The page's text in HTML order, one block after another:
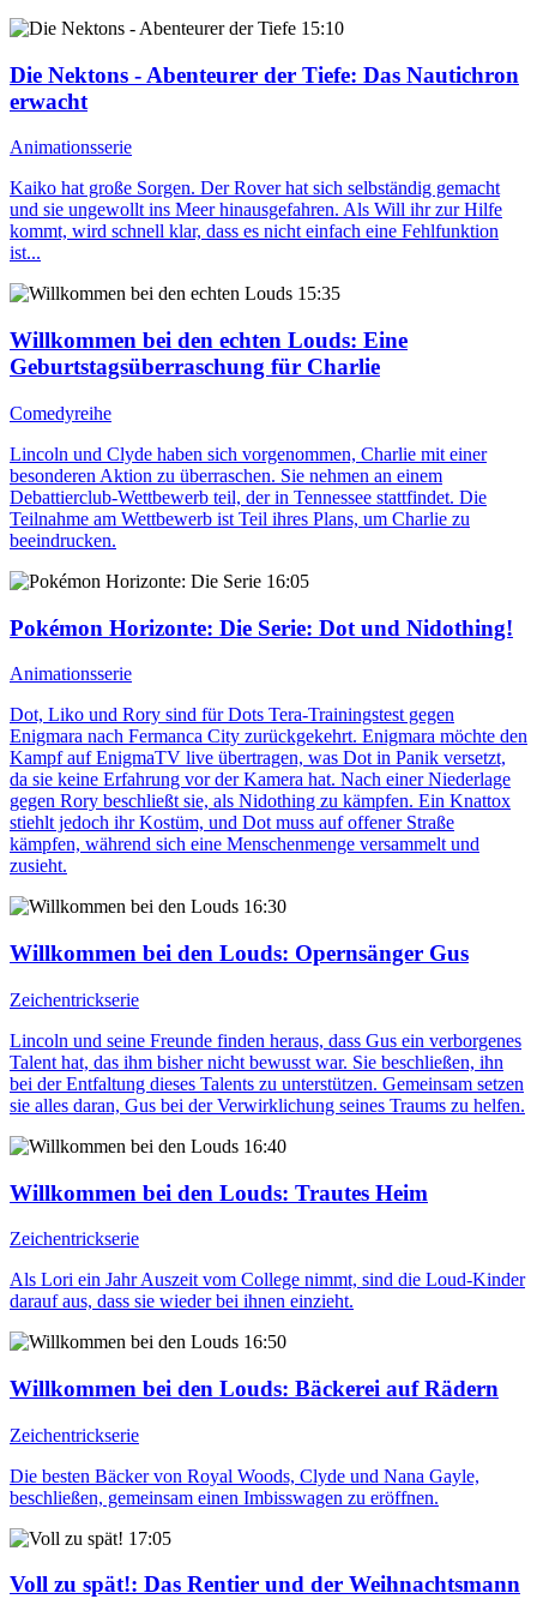
15:10
Die Nektons - Abenteurer der Tiefe: Das Nautichron
erwacht
Animationsserie
Kaiko hat große Sorgen. Der Rover hat sich selbständig gemacht
und sie ungewollt ins Meer hinausgefahren. Als Will ihr zur Hilfe
kommt, wird schnell klar, dass es nicht einfach eine Fehlfunktion
ist...
15:35
Willkommen bei den echten Louds: Eine
Geburtstagsüberraschung für Charlie
Comedyreihe
Lincoln und Clyde haben sich vorgenommen, Charlie mit einer
besonderen Aktion zu überraschen. Sie nehmen an einem
Debattierclub-Wettbewerb teil, der in Tennessee stattfindet. Die
Teilnahme am Wettbewerb ist Teil ihres Plans, um Charlie zu
beeindrucken.
16:05
Pokémon Horizonte: Die Serie: Dot und Nidothing!
Animationsserie
Dot, Liko und Rory sind für Dots Tera-Trainingstest gegen
Enigmara nach Fermanca City zurückgekehrt. Enigmara möchte den
Kampf auf EnigmaTV live übertragen, was Dot in Panik versetzt,
da sie keine Erfahrung vor der Kamera hat. Nach einer Niederlage
gegen Rory beschließt sie, als Nidothing zu kämpfen. Ein Knattox
stiehlt jedoch ihr Kostüm, und Dot muss auf offener Straße
kämpfen, während sich eine Menschenmenge versammelt und
zusieht.
16:30
Willkommen bei den Louds: Opernsänger Gus
Zeichentrickserie
Lincoln und seine Freunde finden heraus, dass Gus ein verborgenes
Talent hat, das ihm bisher nicht bewusst war. Sie beschließen, ihn
bei der Entfaltung dieses Talents zu unterstützen. Gemeinsam setzen
sie alles daran, Gus bei der Verwirklichung seines Traums zu helfen.
16:40
Willkommen bei den Louds: Trautes Heim
Zeichentrickserie
Als Lori ein Jahr Auszeit vom College nimmt, sind die Loud-Kinder
darauf aus, dass sie wieder bei ihnen einzieht.
16:50
Willkommen bei den Louds: Bäckerei auf Rädern
Zeichentrickserie
Die besten Bäcker von Royal Woods, Clyde und Nana Gayle,
beschließen, gemeinsam einen Imbisswagen zu eröffnen.
17:05
Voll zu spät!: Das Rentier und der Weihnachtsmann